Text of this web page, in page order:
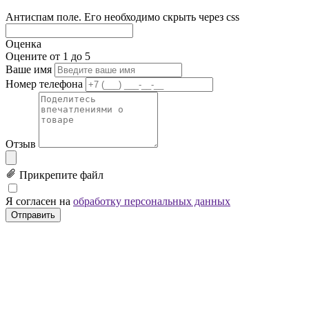
Антиспам поле. Его необходимо скрыть через css
Оценка
Оцените от 1 до 5
Ваше имя
Номер телефона
Отзыв
Прикрепите файл
Я согласен на обработку персональных данных